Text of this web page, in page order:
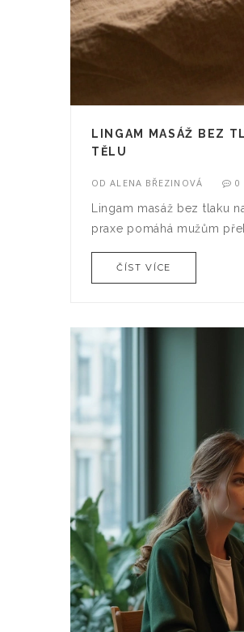
LINGAM MASÁŽ BEZ
TĚLU
ODALENA BŘEZINOVÁ 0
Lingam masáž bez tlaku
praxe pomáhá mužům
ČÍST VÍCE